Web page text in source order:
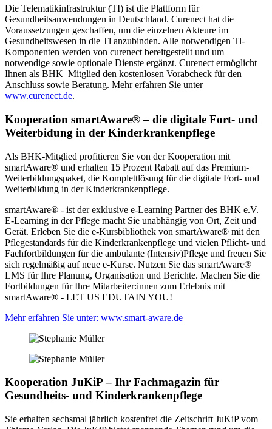
Die Telematikinfrastruktur (TI) ist die Plattform für
Gesundheitsanwendungen in Deutschland. Curenect hat die
Voraussetzungen geschaffen, um die einzelnen Akteure im
Gesundheitswesen in die Tl anzubinden. Alle notwendigen Tl-
Komponenten werden von curenect bereitgestellt und um
notwendige sowie optionale Dienste ergänzt. Curenect ermöglicht
Ihnen als BHK–Mitglied den kostenlosen Vorabcheck für den
Anschluss sowie Beratung. Mehr erfahren Sie unter
www.curenect.de.
Kooperation smartAware® – die digitale Fort- und
Weiterbidung in der Kinderkrankenpflege
Als BHK-Mitglied profitieren Sie von der Kooperation mit
smartAware® und erhalten 15 Prozent Rabatt auf das Premium-
Weiterbildungspaket, die Komplettlösung für die digitale Fort- und
Weiterbildung in der Kinderkrankenpflege.
smartAware® - ist der exklusive e-Learning Partner des BHK e.V.
E-Learning in der Pflege macht Sie unabhängig von Ort, Zeit und
Gerät. Erleben Sie die e-Kursbibliothek von smartAware® mit den
Pflegestandards für die Kinderkrankenpflege und vielen Pflicht- und
Fachfortbildungen für die ambulante (Intensiv)Pflege und freuen Sie
sich regelmäßig auf neue e-Kurse. Nutzen Sie das smartAware®
LMS für Ihre Planung, Organisation und Berichte. Machen Sie die
Fortbildungen für Ihre Mitarbeiter:innen zum Erlebnis mit
smartAware® - LET US EDUTAIN YOU!
Mehr erfahren Sie unter: www.smart-aware.de
Kooperation JuKiP – Ihr Fachmagazin für
Gesundheits- und Kinderkrankenpflege
Sie erhalten sechsmal jährlich kostenfrei die Zeitschrift JuKiP vom